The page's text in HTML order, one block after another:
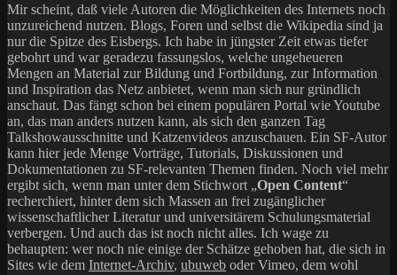
Mir scheint, daß viele Autoren die Möglichkeiten des Internets noch
unzureichend nutzen. Blogs, Foren und selbst die Wikipedia sind ja
nur die Spitze des Eisbergs. Ich habe in jüngster Zeit etwas tiefer
gebohrt und war geradezu fassungslos, welche ungeheueren
Mengen an Material zur Bildung und Fortbildung, zur Information
und Inspiration das Netz anbietet, wenn man sich nur gründlich
anschaut. Das fängt schon bei einem populären Portal wie Youtube
an, das man anders nutzen kann, als sich den ganzen Tag
Talkshowausschnitte und Katzenvideos anzuschauen. Ein SF-Autor
kann hier jede Menge Vorträge, Tutorials, Diskussionen und
Dokumentationen zu SF-relevanten Themen finden. Noch viel mehr
ergibt sich, wenn man unter dem Stichwort „Open Content“
recherchiert, hinter dem sich Massen an frei zugänglicher
wissenschaftlicher Literatur und universitärem Schulungsmaterial
verbergen. Und auch das ist noch nicht alles. Ich wage zu
behaupten: wer noch nie einige der Schätze gehoben hat, die sich in
Sites wie dem Internet-Archiv, ubuweb oder Vimeo, dem wohl